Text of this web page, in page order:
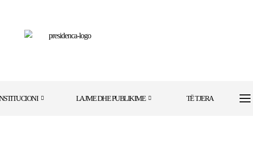
LAJME DHE PUBLIKIME TË TJERA